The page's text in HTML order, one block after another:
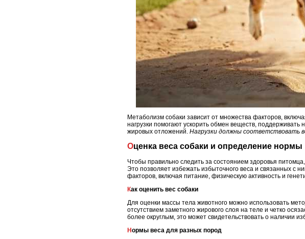
Метаболизм собаки зависит от множества факторов,
нагрузки помогают ускорить обмен веществ,
жировых отложений. Нагрузки должны соответствовать
Оценка веса собаки и определение нормы
Чтобы правильно следить за состоянием здоровья
Это позволяет избежать избыточного веса и связанных с
факторов, включая питание, физическую активность и
Как оценить вес собаки
Для оценки массы тела животного можно использовать
отсутствием заметного жирового слоя на теле и четко
более округлым, это может свидетельствовать о наличии
Нормы веса для разных пород